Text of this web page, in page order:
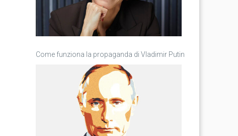
Come funziona la propaganda di Vladimir Putin